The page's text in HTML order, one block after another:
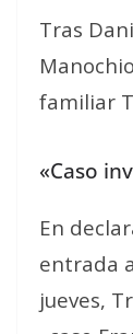
Tras
familiar
«Caso
En
entrada
jueves,